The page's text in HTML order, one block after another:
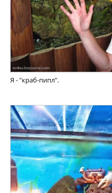
Я - "краб-пипл".